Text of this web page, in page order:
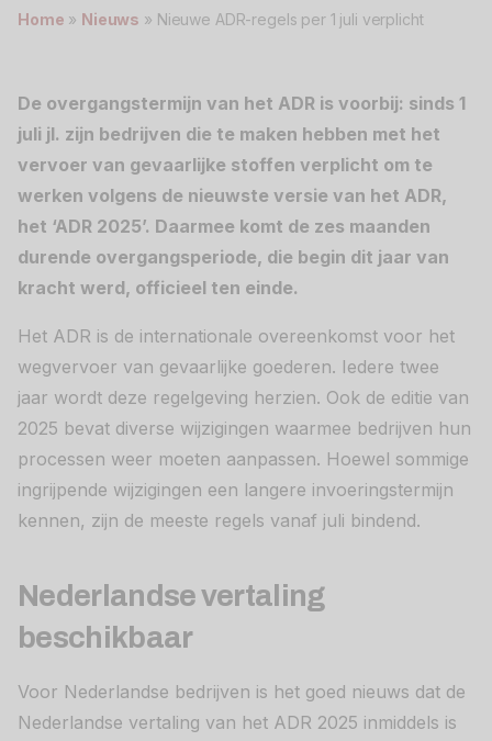
Home » Nieuws » Nieuwe ADR-regels per 1 juli verplicht
De overgangstermijn van het ADR is voorbij: sinds 1
juli jl. zijn bedrijven die te maken hebben met het
vervoer van gevaarlijke stoffen verplicht om te
werken volgens de nieuwste versie van het ADR,
het ‘ADR 2025’. Daarmee komt de zes maanden
durende overgangsperiode, die begin dit jaar van
kracht werd, officieel ten einde.
Het ADR is de internationale overeenkomst voor het
wegvervoer van gevaarlijke goederen. Iedere twee
jaar wordt deze regelgeving herzien. Ook de editie van
2025 bevat diverse wijzigingen waarmee bedrijven hun
processen weer moeten aanpassen. Hoewel sommige
ingrijpende wijzigingen een langere invoeringstermijn
kennen, zijn de meeste regels vanaf juli bindend.
Nederlandse vertaling
beschikbaar
Voor Nederlandse bedrijven is het goed nieuws dat de
Nederlandse vertaling van het ADR 2025 inmiddels is
Nederlands
English